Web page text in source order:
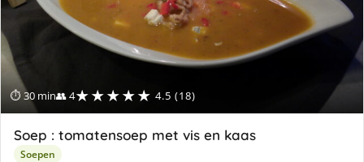
⏱ 30 min👥 4★★★★★ 4.5 (18)
Soep : tomatensoep met vis en kaas
Soepen